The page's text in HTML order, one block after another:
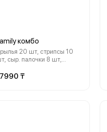
комбо
20 шт, стрипсы 10
сыр. палочки 8 шт,
шт, кола 2 л
₸